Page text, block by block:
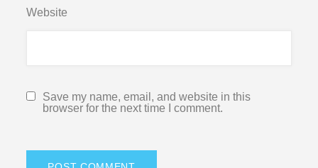
Website
Save my name, email, and website in this
browser for the next time I comment.